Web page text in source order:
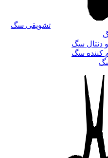
تشویقی سگ
دنتال سگ
کننده سگ